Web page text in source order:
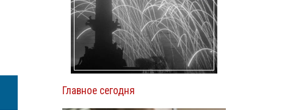
Главное сегодня